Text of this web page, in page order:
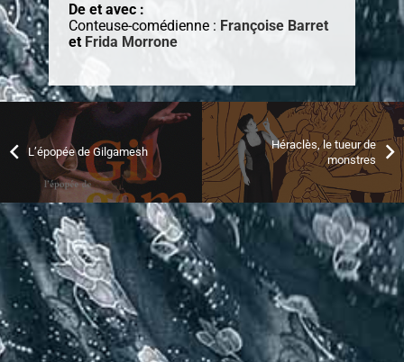
De et avec :
Conteuse-comédienne : Françoise Barret
et Frida Morrone
L’épopée de Gilgamesh
Héraclès, le tueur de
monstres
Nous contacter
06 45 63 22 53
contact@diredetoile.com
FRANÇOISE BARRET